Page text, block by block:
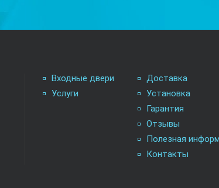
Входные двери
Услуги
Доставка
Установка
Гарантия
Отзывы
Полезная
Контакты